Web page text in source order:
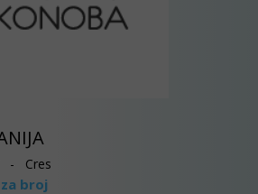
- Cres
broj